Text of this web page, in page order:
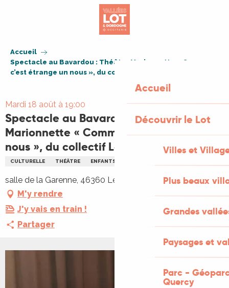
Accueil
Découvrir le Lot
Villes et
Plus beaux
Grandes
Paysages et
Parc -
Quercy
Accueil
Spectacle au Bavardou : Théâtre Marionnette « Comme
c’est étrange un nous », du collectif Looking for Rose
Mardi 18 août à 19:00
Spectacle au Bavardou : Théâtre
Marionnette « Comme c’est étrange un
nous », du collectif Looking for Rose
CULTURELLE THÉÂTRE ENFANTS
salle de la Garenne, 46360 Les Pechs du Vers
M'y rendre
J'y vais en train !
Partager